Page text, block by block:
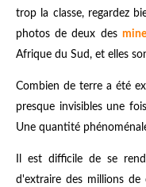
trop la classe, regardez
photos de deux des
Afrique du Sud, et elles
Combien de terre a été
presque invisibles une
Une quantité
Il est difficile de se
d'extraire des millions de